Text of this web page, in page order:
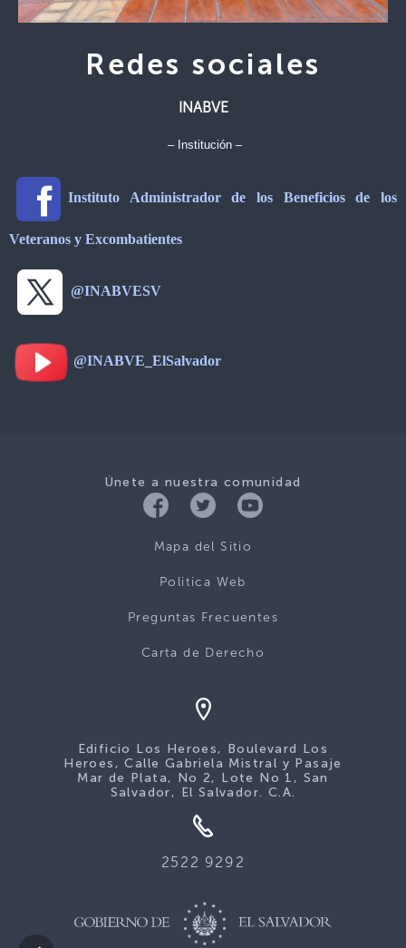
Redes sociales
INABVE
– Institución –
Instituto Administrador de los Beneficios de los
Veteranos y Excombatientes
@INABVESV
@INABVE_ElSalvador
Únete a nuestra comunidad
Mapa del Sitio
Politica Web
Preguntas Frecuentes
Carta de Derecho
Edificio Los Heroes, Boulevard Los
Heroes, Calle Gabriela Mistral y Pasaje
Mar de Plata, No 2, Lote No 1, San
Salvador, El Salvador. C.A.
2522 9292